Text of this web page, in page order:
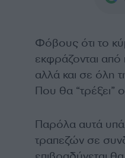
Φόβους ότι το
εκφράζονται
αλλά και σε όλη
Που θα “τρέξει” ο
Παρόλα αυτά
τραπεζών σε